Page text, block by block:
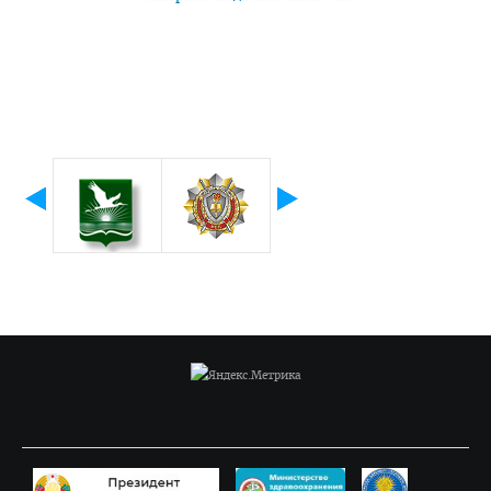
трудоустройстве
Сектор поддержки молодых специалистов и интернов
Школа молодого специалиста
Стоимость обучения и др. расходы